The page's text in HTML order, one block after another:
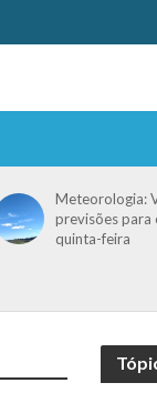
Meteorologia:
previsões para
quinta-feira